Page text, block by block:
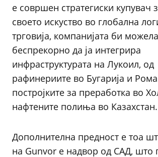
е совршен стратегиски купувач
своето искуство во глобална
трговија, компанијата би можела
беспрекорно да ја интегрира
инфраструктурата на Лукоил, од
рафинериите во Бугарија и
постројките за преработка во
нафтените полиња во Казахстан.
Дополнителна предност е тоа
на Gunvor е надвор од САД, што